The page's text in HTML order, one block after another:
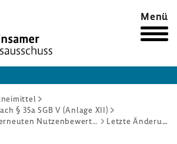
Menü
§ 35a SGB V (Anlage XII)
Veranlassung einer erneuten Nutzenbewertung: Semaglutid
Letzte Änderungen